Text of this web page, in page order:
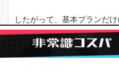
したがって、基本プランだ
視聴できません。
競馬目的なら単品契約が最